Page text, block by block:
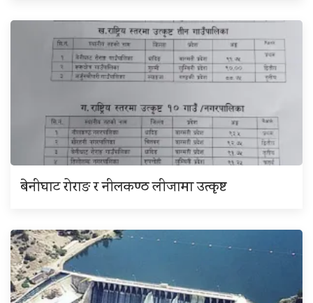
बेनीघाट रोराङ र नीलकण्ठ लीजामा उत्कृष्ट